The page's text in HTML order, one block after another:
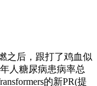
后，跟打了鸡血似
人糖尿病患病率总
的新PR(提